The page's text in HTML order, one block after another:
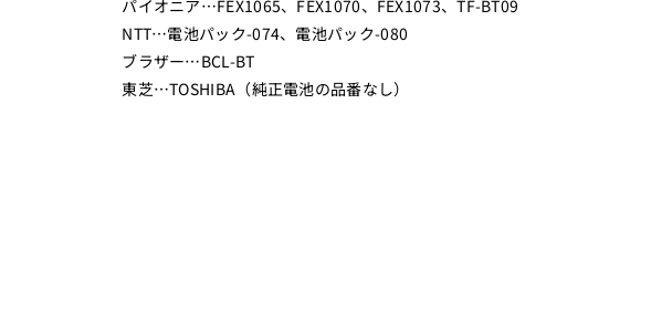
0
7
5
0
7
5
パイオニア…FEX1065、FEX1070、FEX1073、TF-BT09
NTT…電池パック-074、電池パック-080
ブラザー…BCL-BT
東芝…TOSHIBA（純正電池の品番なし）